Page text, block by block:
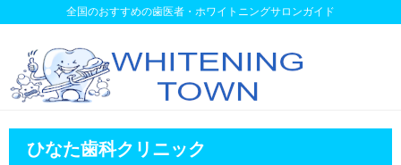
全国のおすすめの歯医者・ホワイトニングサロンガイド
ひなた歯科クリニック